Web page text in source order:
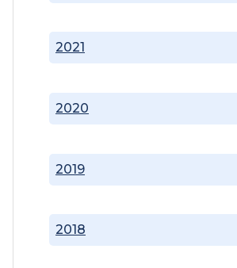
2018
2019
2020
2021